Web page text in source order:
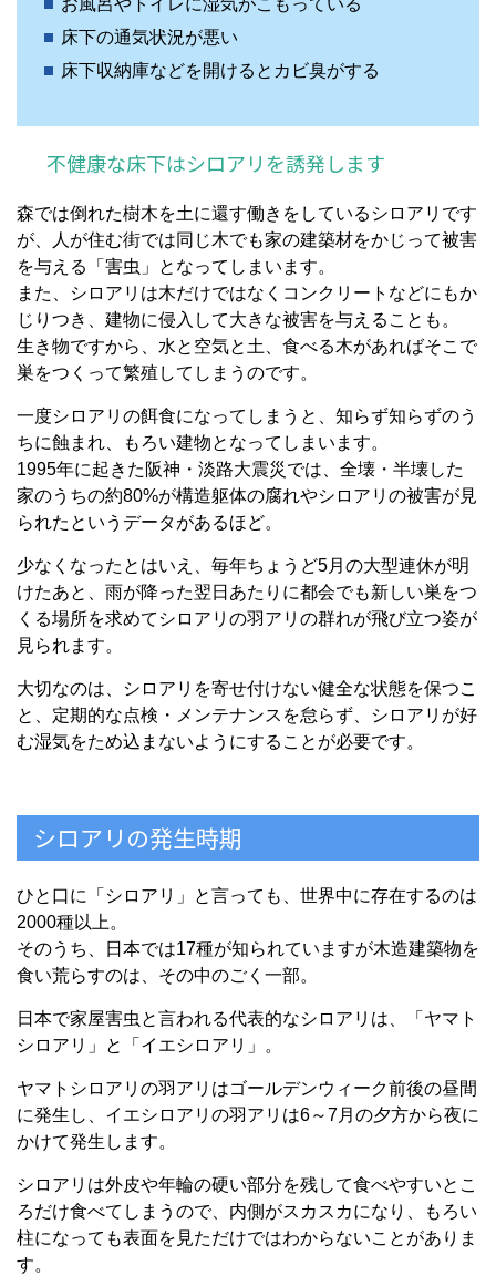
お風呂やトイレに湿気がこもっている
床下の通気状況が悪い
床下収納庫などを開けるとカビ臭がする
不健康な床下はシロアリを誘発します
森では倒れた樹木を土に還す働きをしているシロアリです
が、人が住む街では同じ木でも家の建築材をかじって被害
を与える「害虫」となってしまいます。
また、シロアリは木だけではなくコンクリートなどにもか
じりつき、建物に侵入して大きな被害を与えることも。
生き物ですから、水と空気と土、食べる木があればそこで
巣をつくって繁殖してしまうのです。
一度シロアリの餌食になってしまうと、知らず知らずのう
ちに蝕まれ、もろい建物となってしまいます。
1995年に起きた阪神・淡路大震災では、全壊・半壊した
家のうちの約80%が構造躯体の腐れやシロアリの被害が見
られたというデータがあるほど。
少なくなったとはいえ、毎年ちょうど5月の大型連休が明
けたあと、雨が降った翌日あたりに都会でも新しい巣をつ
くる場所を求めてシロアリの羽アリの群れが飛び立つ姿が
見られます。
大切なのは、シロアリを寄せ付けない健全な状態を保つこ
と、定期的な点検・メンテナンスを怠らず、シロアリが好
む湿気をため込まないようにすることが必要です。
シロアリの発生時期
ひと口に「シロアリ」と言っても、世界中に存在するのは
2000種以上。
そのうち、日本では17種が知られていますが木造建築物を
食い荒らすのは、その中のごく一部。
日本で家屋害虫と言われる代表的なシロアリは、「ヤマト
シロアリ」と「イエシロアリ」。
ヤマトシロアリの羽アリはゴールデンウィーク前後の昼間
に発生し、イエシロアリの羽アリは6～7月の夕方から夜に
かけて発生します。
シロアリは外皮や年輪の硬い部分を残して食べやすいとこ
ろだけ食べてしまうので、内側がスカスカになり、もろい
柱になっても表面を見ただけではわからないことがありま
す。